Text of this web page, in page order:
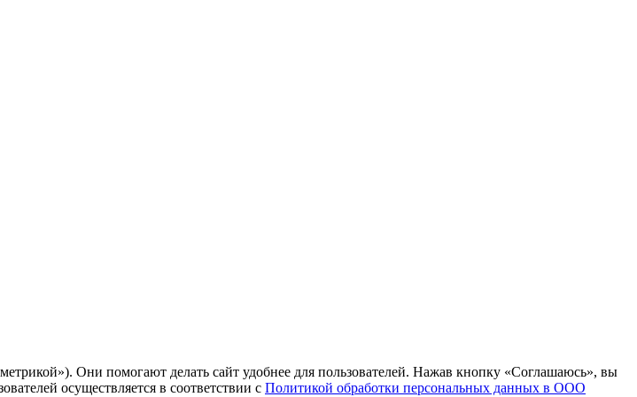
Они помогают делать сайт удобнее для пользователей. Нажав кнопку «Соглашаюсь», вы
осуществляется в соответствии с Политикой обработки персональных данных в ООО